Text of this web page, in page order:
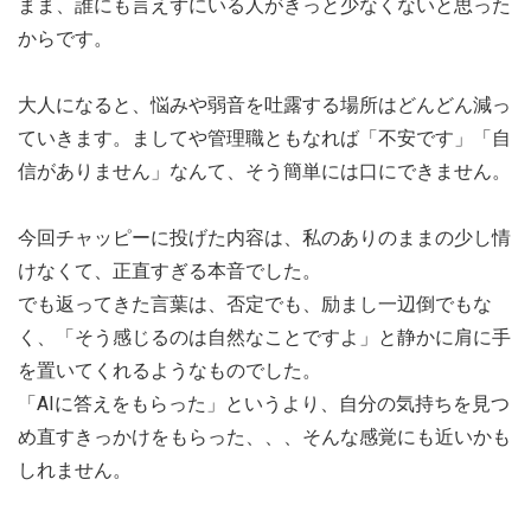
まま、誰にも言えずにいる人がきっと少なくないと思った
からです。
大人になると、悩みや弱音を吐露する場所はどんどん減っ
ていきます。ましてや管理職ともなれば「不安です」「自
信がありません」なんて、そう簡単には口にできません。
今回チャッピーに投げた内容は、私のありのままの少し情
けなくて、正直すぎる本音でした。
でも返ってきた言葉は、否定でも、励まし一辺倒でもな
く、「そう感じるのは自然なことですよ」と静かに肩に手
を置いてくれるようなものでした。
「AIに答えをもらった」というより、自分の気持ちを見つ
め直すきっかけをもらった、、、そんな感覚にも近いかも
しれません。